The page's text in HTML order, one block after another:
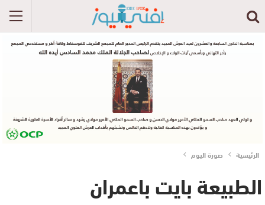
الرئيسية صورة اليوم
الطبيعة بايت باعمران